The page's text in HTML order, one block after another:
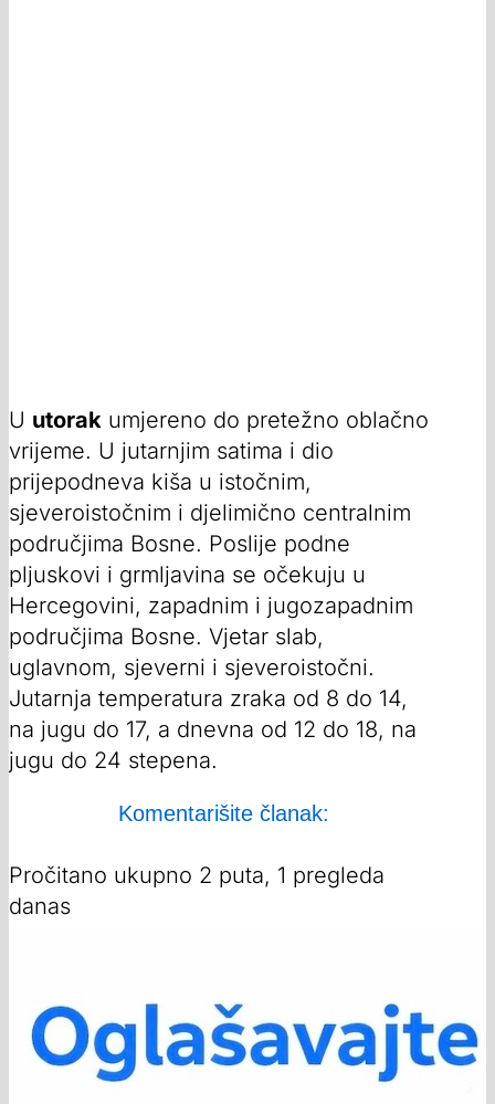
U utorak umjereno do pretežno oblačno
vrijeme. U jutarnjim satima i dio
prijepodneva kiša u istočnim,
sjeveroistočnim i djelimično centralnim
područjima Bosne. Poslije podne
pljuskovi i grmljavina se očekuju u
Hercegovini, zapadnim i jugozapadnim
područjima Bosne. Vjetar slab,
uglavnom, sjeverni i sjeveroistočni.
Jutarnja temperatura zraka od 8 do 14,
na jugu do 17, a dnevna od 12 do 18, na
jugu do 24 stepena.
Komentarišite članak:
Pročitano ukupno 2 puta, 1 pregleda
danas